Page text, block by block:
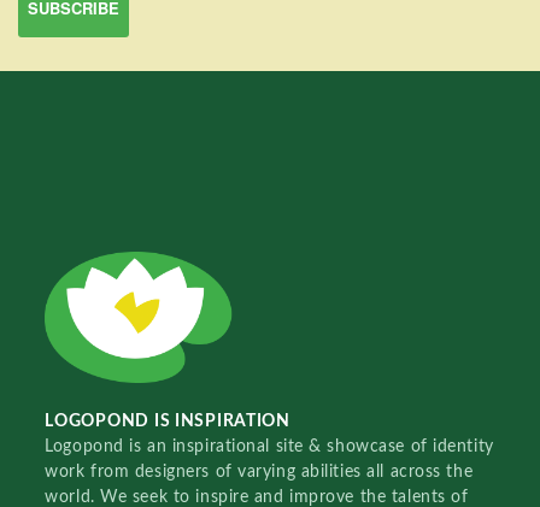
LOGOPOND IS INSPIRATION
Logopond is an inspirational site & showcase of identity
work from designers of varying abilities all across the
world. We seek to inspire and improve the talents of